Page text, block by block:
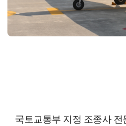
국토교통부 지정 조종사